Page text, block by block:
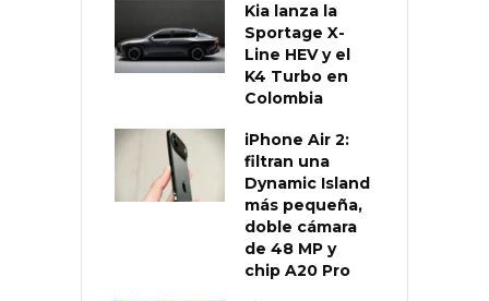
Kia lanza la
Sportage X-
Line HEV y el
K4 Turbo en
Colombia
iPhone Air 2:
filtran una
Dynamic Island
más pequeña,
doble cámara
de 48 MP y
chip A20 Pro